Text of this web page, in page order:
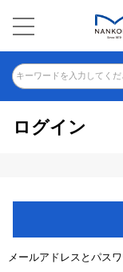
キーワードを入力してくだ
ログイン
メールアドレスとパス